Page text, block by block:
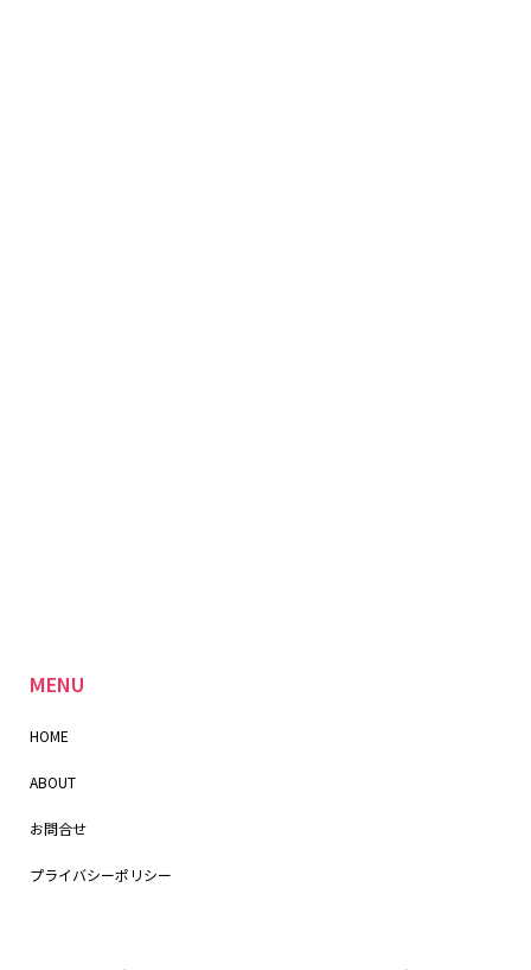
MENU
HOME
ABOUT
お問合せ
プライバシーポリシー